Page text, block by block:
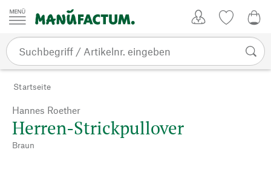
Zum Inhalt springen
Startseite
Hannes Roether
Herren-Strickpullover
Braun